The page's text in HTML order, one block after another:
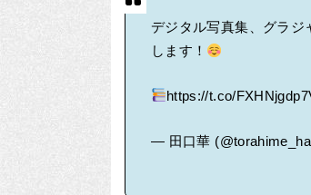
デジタル写真集、グラジ
します！
https://t.co/
— 田口華